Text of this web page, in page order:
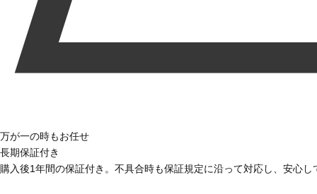
万が一の時もお任せ
長期保証付き
購入後1年間の保証付き。不具合時も保証規定に沿って対応し、安心